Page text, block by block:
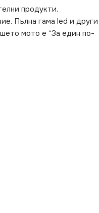
LED
продукти.
Пълна гама led и други
мото е “За един по-